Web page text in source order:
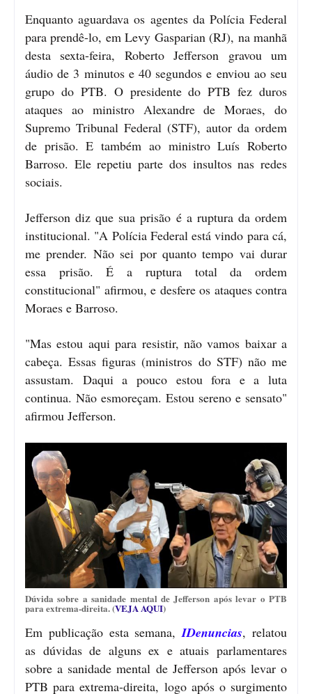
Enquanto aguardava os agentes da Polícia Federal
para prendê-lo, em Levy Gasparian (RJ), na manhã
desta sexta-feira, Roberto Jefferson gravou um
áudio de 3 minutos e 40 segundos e enviou ao seu
grupo do PTB. O presidente do PTB fez duros
ataques ao ministro Alexandre de Moraes, do
Supremo Tribunal Federal (STF), autor da ordem
de prisão. E também ao ministro Luís Roberto
Barroso. Ele repetiu parte dos insultos nas redes
sociais.
Jefferson diz que sua prisão é a ruptura da ordem
institucional. "A Polícia Federal está vindo para cá,
me prender. Não sei por quanto tempo vai durar
essa prisão. É a ruptura total da ordem
constitucional" afirmou, e desfere os ataques contra
Moraes e Barroso.
"Mas estou aqui para resistir, não vamos baixar a
cabeça. Essas figuras (ministros do STF) não me
assustam. Daqui a pouco estou fora e a luta
continua. Não esmoreçam. Estou sereno e sensato"
afirmou Jefferson.
Dúvida sobre a sanidade mental de Jefferson após levar o PTB
para extrema-direita. (VEJA AQUI)
Em publicação esta semana,IDenuncias, relatou
as dúvidas de alguns ex e atuais parlamentares
sobre a sanidade mental de Jefferson após levar o
PTB para extrema-direita, logo após o surgimento